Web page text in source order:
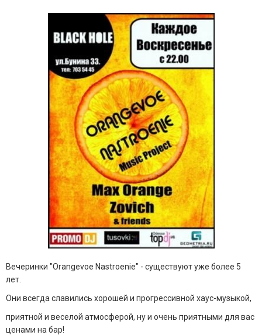
Вечеринки "Orangevoe Nastroenie" - существуют уже более 5
лет.
Они всегда славились хорошей и прогрессивной хаус-музыкой,
приятной и веселой атмосферой, ну и очень приятными для вас
ценами на бар!